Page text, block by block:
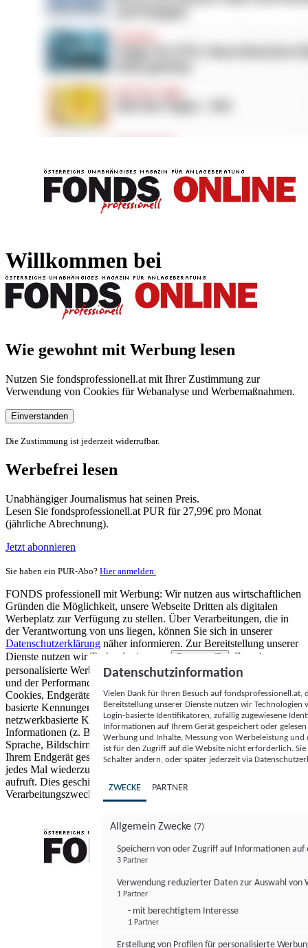
Willkommen bei
Wie gewohnt mit Werbung lesen
Nutzen Sie fondsprofessionell.at mit Ihrer Zustimmung zur
Verwendung von Cookies für Webanalyse und Werbemaßnahmen.
Einverstanden
Die Zustimmung ist jederzeit widerrufbar.
Werbefrei lesen
Unabhängiger Journalismus hat seinen Preis.
Lesen Sie fondsprofessionell.at PUR für 27,99€ pro Monat
(jährliche Abrechnung).
Jetzt abonnieren
Sie haben ein PUR-Abo? Hier anmelden.
FONDS professionell mit Werbung: Wir nutzen aus wirtschaftlichen
Gründen die Möglichkeit, unsere Webseite Dritten als digitalen
Werbeplatz zur Verfügung zu stellen. Über Verarbeitungen, die in
der Verantwortung von uns liegen, können Sie sich in unserer
Datenschutzerklärung näher informieren. Zur Bereitstellung unserer
Dienste nutzen wir Technologien von
Partnern (5)
. Zwecke:
personalisierte Werbung und Inhalte, Messung von Werbeleistung
und der Performance von Inhalten sowie Zielgruppenforschung.
Cookies, Endgeräte- oder ähnliche Online-Kennungen (z. B. login-
basierte Kennungen, zufällig generierte Kennungen,
netzwerkbasierte Kennungen) können zusammen mit anderen
Informationen (z. B. Browsertyp und Browserinformationen,
Sprache, Bildschirmgröße, unterstützte Technologien usw.) auf
Ihrem Endgerät gespeichert oder von dort ausgelesen werden, um es
jedes Mal wiederzuerkennen, wenn es eine App oder einer Webseite
aufruft. Dies geschieht für einen oder mehrere der hier aufgeführten
Verarbeitungszwecke.
Datenschutzinformation
Vielen Dank für Ihren Besuch auf
Bereitstellung unserer Dienste nutzen wir Technologien
Login-basierte Identifikatoren, zufällig zugewiesene
Informationen auf Ihrem Gerät gespeichert oder
Werbung und Inhalte, Messung von Werbeleistung
ist für den Zugriff auf die Website nicht erforderlich.
Schalter ändern, oder später jederzeit via
ZWECKE PARTNER
Allgemein Zwecke (7)
Speichern von oder Zugriff auf Informationen auf
3 Partner
Verwendung reduzierter Daten zur Auswahl von
1 Partner
- mit berechtigtem Interesse
1 Partner
Erstellung von Profilen für personalisierte
FONDS professionell